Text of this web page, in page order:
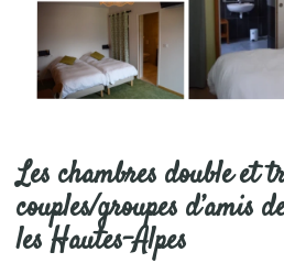
Les chambres double et
couples/groupes d’amis
les Hautes-Alpes